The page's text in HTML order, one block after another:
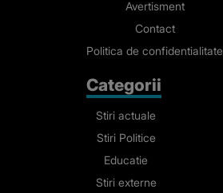
Avertisment
Contact
Politica de confidentialitate
Categorii
Stiri actuale
Stiri Politice
Educatie
Stiri externe